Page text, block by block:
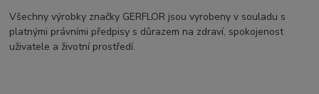
Všechny výrobky značky GERFLOR jsou vyrobeny v souladu s
platnými právními předpisy s důrazem na zdraví, spokojenost
uživatele a životní prostředí.